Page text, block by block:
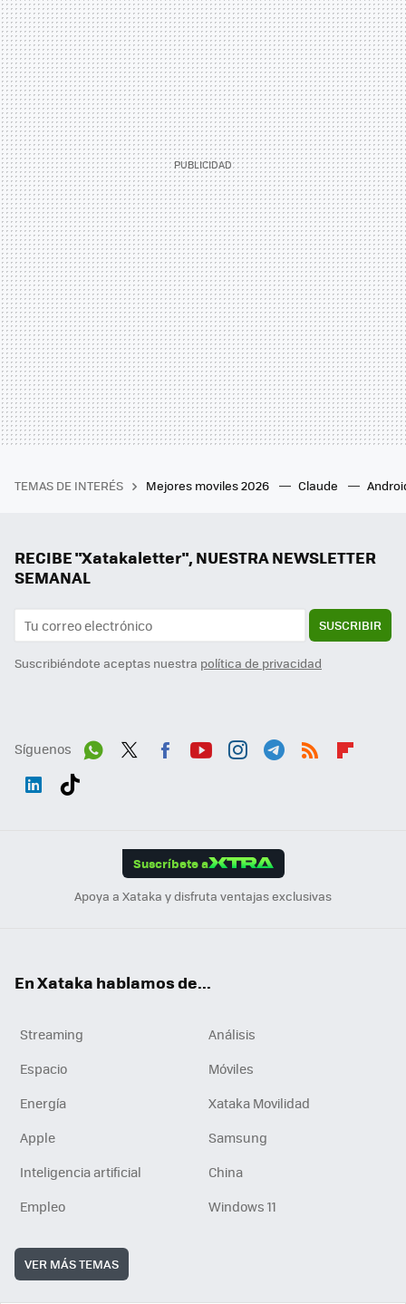
TEMAS DE INTERÉS Mejores moviles 2026 Claude
RECIBE "Xatakaletter", NUESTRA NEWSLETTER
SEMANAL
SUSCRIBIR
Suscribiéndote aceptas nuestra política de privacidad
Síguenos
Suscríbete a
Apoya a Xataka y disfruta ventajas exclusivas
En Xataka hablamos de...
Streaming
Análisis
Espacio
Móviles
Energía
Xataka Movilidad
Apple
Samsung
Inteligencia artificial
China
Empleo
Windows 11
VER MÁS TEMAS